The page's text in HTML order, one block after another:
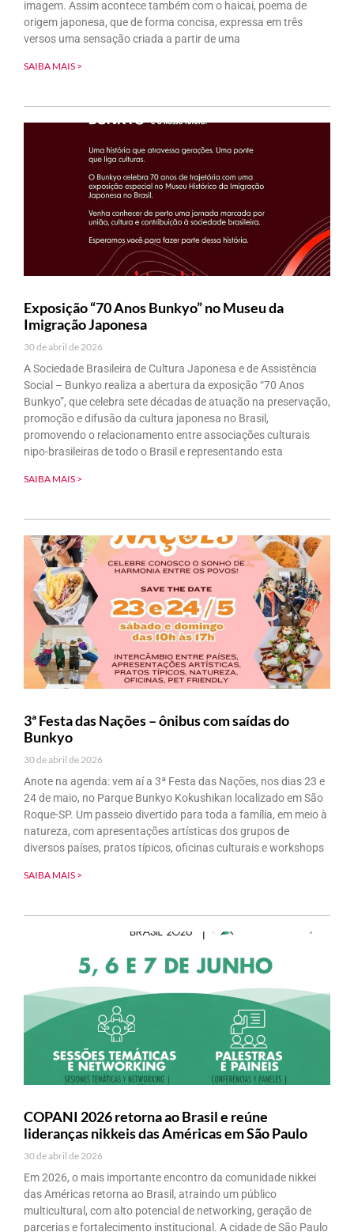
imagem. Assim acontece também com o haicai, poema de
origem japonesa, que de forma concisa, expressa em três
versos uma sensação criada a partir de uma
SAIBA MAIS >
Exposição “70 Anos Bunkyo” no Museu da
Imigração Japonesa
30 de abril de 2026
A Sociedade Brasileira de Cultura Japonesa e de Assistência
Social – Bunkyo realiza a abertura da exposição “70 Anos
Bunkyo”, que celebra sete décadas de atuação na preservação,
promoção e difusão da cultura japonesa no Brasil,
promovendo o relacionamento entre associações culturais
nipo-brasileiras de todo o Brasil e representando esta
SAIBA MAIS >
3ª Festa das Nações – ônibus com saídas do
Bunkyo
30 de abril de 2026
Anote na agenda: vem aí a 3ª Festa das Nações, nos dias 23 e
24 de maio, no Parque Bunkyo Kokushikan localizado em São
Roque-SP. Um passeio divertido para toda a família, em meio à
natureza, com apresentações artísticas dos grupos de
diversos países, pratos típicos, oficinas culturais e workshops
SAIBA MAIS >
COPANI 2026 retorna ao Brasil e reúne
lideranças nikkeis das Américas em São Paulo
30 de abril de 2026
Em 2026, o mais importante encontro da comunidade nikkei
das Américas retorna ao Brasil, atraindo um público
multicultural, com alto potencial de networking, geração de
parcerias e fortalecimento institucional. A cidade de São Paulo